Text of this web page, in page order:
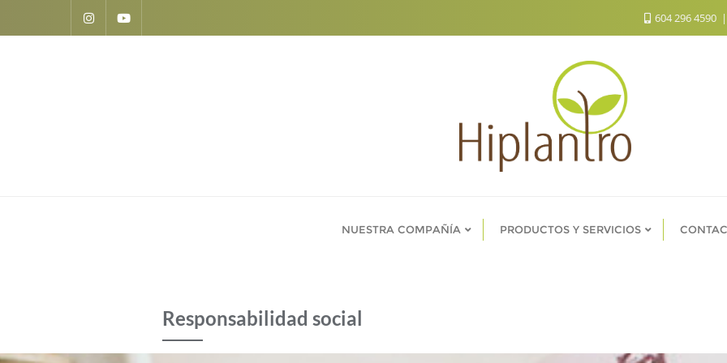
604 296 4590
NUESTRA COMPAÑÍA PRODUCTOS Y SERVICIOS
Responsabilidad social